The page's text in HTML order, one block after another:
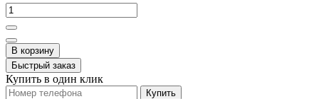
В корзину
Быстрый заказ
Купить в один клик
Купить